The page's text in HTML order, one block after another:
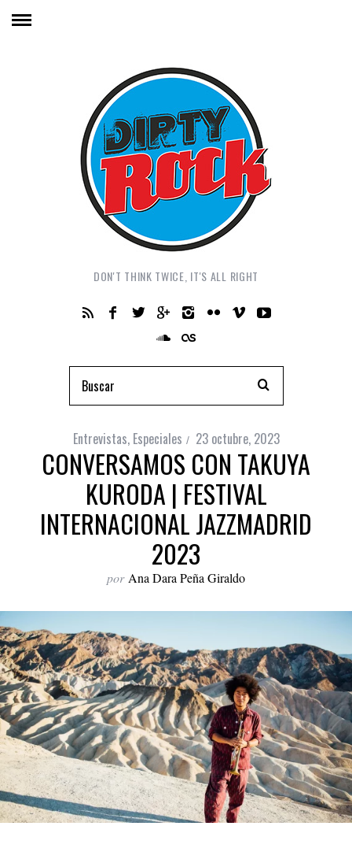
DON'T THINK TWICE, IT'S ALL RIGHT
Entrevistas, Especiales 23 octubre, 2023
CONVERSAMOS CON TAKUYA
KURODA | FESTIVAL
INTERNACIONAL JAZZMADRID
2023
por Ana Dara Peña Giraldo